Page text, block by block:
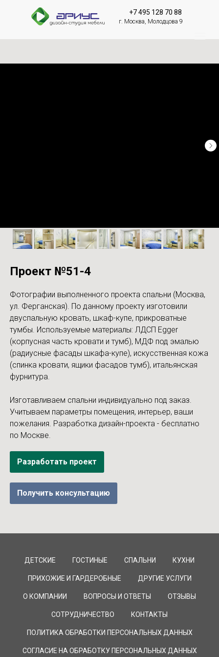
+7 495 128 70 88
г. Москва, Молодцова 9
Проект №51-4
Фотографии выполненного проекта спальни (Москва,
ул. Ферганская). По данному проекту изготовили
двуспальную кровать, шкаф-купе, прикроватные
тумбы. Используемые материалы: ЛДСП Egger
(корпусная часть кровати и тумб), МДФ под эмалью
(радиусные фасады шкафа-купе), искусственная кожа
(спинка кровати, ящики фасадов тумб), итальянская
фурнитура.
Изготавливаем спальни индивидуально под заказ.
Учитываем параметры помещения, интерьер, ваши
пожелания. Разработка дизайн-проекта - бесплатно
по Москве.
Разработать проект
Получить консультацию
ДЕТСКИЕ ГОСТИНЫЕ СПАЛЬНИ КУХНИ
ПРИХОЖИЕ И ГАРДЕРОБНЫЕ ДРУГИЕ УСЛУГИ
О КОМПАНИИ ВОПРОСЫ И ОТВЕТЫ ОТЗЫВЫ
СОТРУДНИЧЕСТВО КОНТАКТЫ
ПОЛИТИКА ОБРАБОТКИ ПЕРСОНАЛЬНЫХ ДАННЫХ
СОГЛАСИЕ НА ОБРАБОТКУ ПЕРСОНАЛЬНЫХ ДАННЫХ